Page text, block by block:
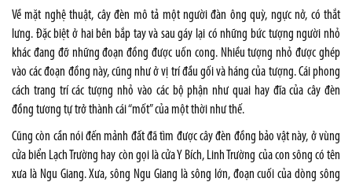
Về mặt nghệ thuật, cây đèn mô tả một người đàn ông quỳ, ngực nở, có thắt
lưng. Đặc biệt ở hai bên bắp tay và sau gáy lại có những bức tượng người nhỏ
khác đang đỡ những đoạn đồng được uốn cong. Nhiều tượng nhỏ được ghép
vào các đoạn đồng này, cũng như ở vị trí đầu gối và háng của tượng. Cái phong
cách trang trí các tượng nhỏ vào các bộ phận như quai hay đĩa của cây đèn
đồng tương tự trở thành cái “mốt” của một thời như thế.
Cũng còn cần nói đến mảnh đất đã tìm được cây đèn đồng bảo vật này, ở vùng
cửa biển Lạch Trường hay còn gọi là cửa Y Bích, Linh Trường của con sông có tên
xưa là Ngu Giang. Xưa, sông Ngu Giang là sông lớn, đoạn cuối của dòng sông